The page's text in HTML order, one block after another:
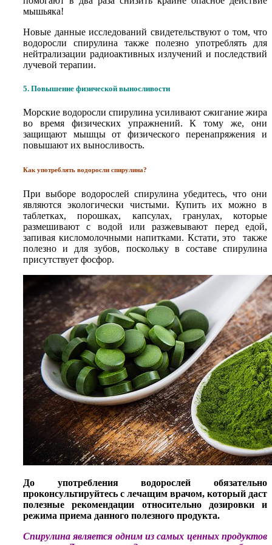
мышьяка!
Новые данные исследований свидетельствуют о том, что
водоросли спирулина также полезно употреблять для
нейтрализации радиоактивных излучений и последствий
лучевой терапии.
5. Повышение физической выносливости
Морские водоросли спирулина усиливают сжигание жира
во время физических упражнений. К тому же, они
защищают мышцы от физического перенапряжения и
повышают их выносливость.
Как употреблять водоросли спирулина?
При выборе водорослей спирулина убедитесь, что они
являются экологически чистыми. Купить их можно в
таблетках, порошках, капсулах, гранулах, которые
размешивают с водой или разжевывают перед едой,
запивая кисломолочными напитками. Кстати, это также
полезно и для зубов, поскольку в составе спирулина
присутствует фосфор.
До употребления водорослей обязательно
проконсультируйтесь с лечащим врачом, который даст
полезные рекомендации относительно дозировки и
режима приема данного полезного продукта.
Спирулина является одним из самых ценных продуктов